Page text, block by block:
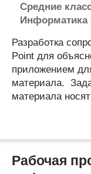
Средние
Информатика
Разработка
Point для
приложением
материала.
материала
Рабочая